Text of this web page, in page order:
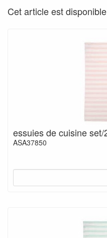
Cet article est
essuies de cuisine
ASA37850